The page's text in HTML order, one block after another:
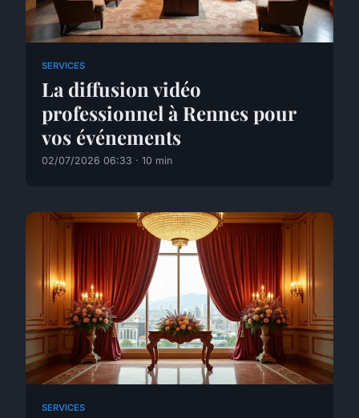
SERVICES
La diffusion vidéo
professionnel à Rennes pour
vos événements
02/07/2026 06:33 · 10 min
SERVICES